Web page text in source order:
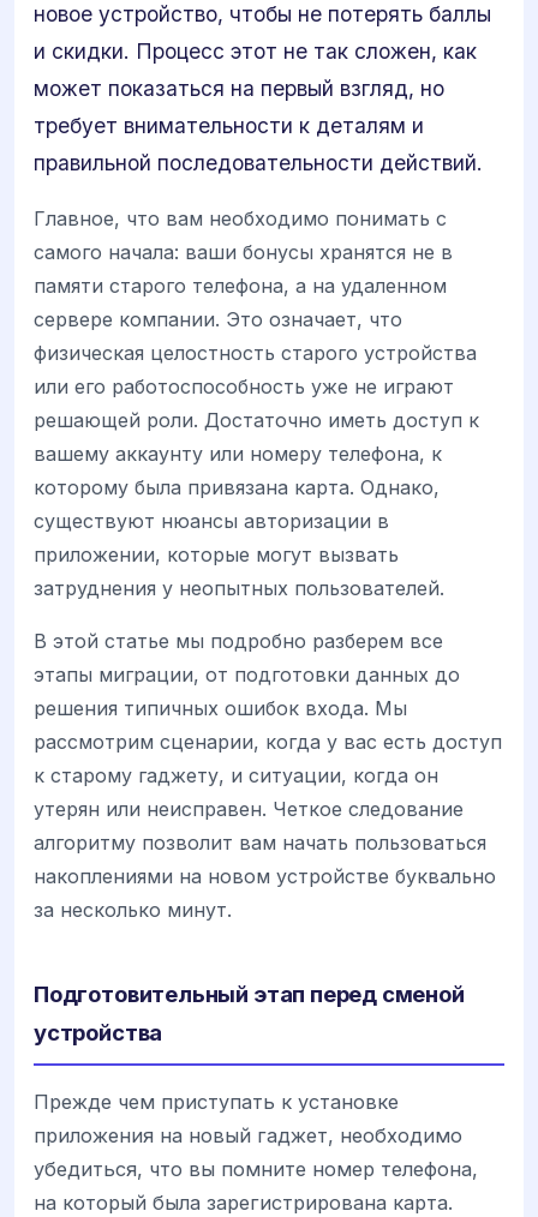
новое устройство, чтобы не потерять баллы
и скидки. Процесс этот не так сложен, как
может показаться на первый взгляд, но
требует внимательности к деталям и
правильной последовательности действий.
Главное, что вам необходимо понимать с
самого начала: ваши бонусы хранятся не в
памяти старого телефона, а на удаленном
сервере компании. Это означает, что
физическая целостность старого устройства
или его работоспособность уже не играют
решающей роли. Достаточно иметь доступ к
вашему аккаунту или номеру телефона, к
которому была привязана карта. Однако,
существуют нюансы авторизации в
приложении, которые могут вызвать
затруднения у неопытных пользователей.
В этой статье мы подробно разберем все
этапы миграции, от подготовки данных до
решения типичных ошибок входа. Мы
рассмотрим сценарии, когда у вас есть доступ
к старому гаджету, и ситуации, когда он
утерян или неисправен. Четкое следование
алгоритму позволит вам начать пользоваться
накоплениями на новом устройстве буквально
за несколько минут.
Подготовительный этап перед сменой
устройства
Прежде чем приступать к установке
приложения на новый гаджет, необходимо
убедиться, что вы помните номер телефона,
на который была зарегистрирована карта.